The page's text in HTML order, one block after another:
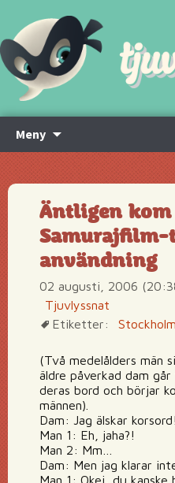
Meny
innehåll
Äntligen
användning
02 augusti, 2006
Tjuvlyssnat
Etiketter:
Stockholm
(Två medelålders män
äldre påverkad dam
deras bord och börjar
männen).
Dam: Jag älskar korsord!
Man 1: Eh, jaha?!
Man 2: Mm…
Dam: Men jag klarar
Man 1: Okej, du kanske